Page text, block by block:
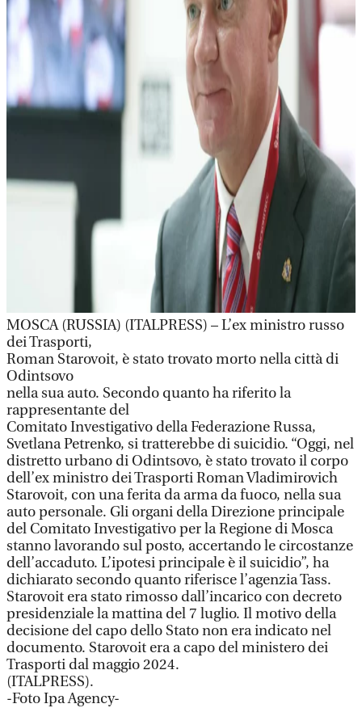
MOSCA (RUSSIA) (ITALPRESS) – L’ex ministro russo
dei Trasporti,
Roman Starovoit, è stato trovato morto nella città di
Odintsovo
nella sua auto. Secondo quanto ha riferito la
rappresentante del
Comitato Investigativo della Federazione Russa,
Svetlana Petrenko, si tratterebbe di suicidio. “Oggi, nel
distretto urbano di Odintsovo, è stato trovato il corpo
dell’ex ministro dei Trasporti Roman Vladimirovich
Starovoit, con una ferita da arma da fuoco, nella sua
auto personale. Gli organi della Direzione principale
del Comitato Investigativo per la Regione di Mosca
stanno lavorando sul posto, accertando le circostanze
dell’accaduto. L’ipotesi principale è il suicidio”, ha
dichiarato secondo quanto riferisce l’agenzia Tass.
Starovoit era stato rimosso dall’incarico con decreto
presidenziale la mattina del 7 luglio. Il motivo della
decisione del capo dello Stato non era indicato nel
documento. Starovoit era a capo del ministero dei
Trasporti dal maggio 2024.
(ITALPRESS).
-Foto Ipa Agency-